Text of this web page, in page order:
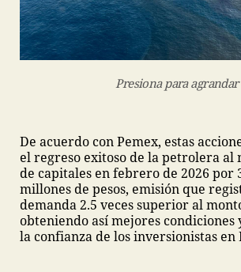
Presiona para agrandar
De acuerdo con Pemex, estas
el regreso exitoso de la petrolera al
de capitales en febrero de 2026 por
millones de pesos, emisión que
demanda 2.5 veces superior al
obteniendo así mejores
la confianza de los inversionistas en